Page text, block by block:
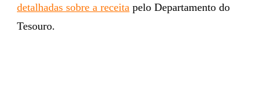
detalhadas sobre a receita pelo Departamento do
Tesouro.